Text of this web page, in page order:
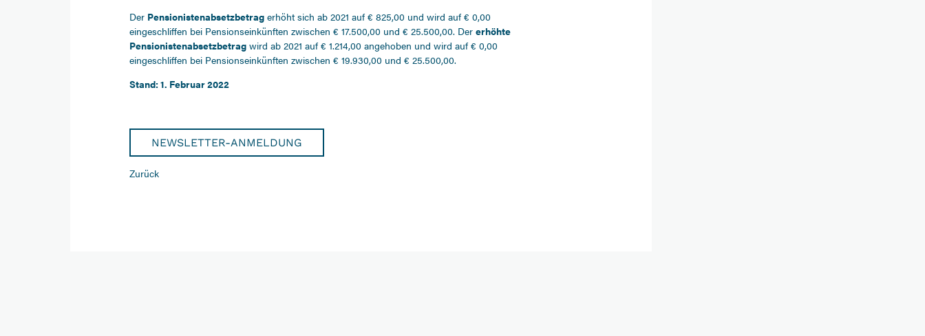
Der Pensionistenabsetzbetrag erhöht sich ab 2021 auf € 825,00 und wird auf € 0,00
eingeschliffen bei Pensionseinkünften zwischen € 17.500,00 und € 25.500,00. Der erhöhte
Pensionistenabsetzbetrag wird ab 2021 auf € 1.214,00 angehoben und wird auf € 0,00
eingeschliffen bei Pensionseinkünften zwischen € 19.930,00 und € 25.500,00.
Stand: 1. Februar 2022
NEWSLETTER-ANMELDUNG
Zurück